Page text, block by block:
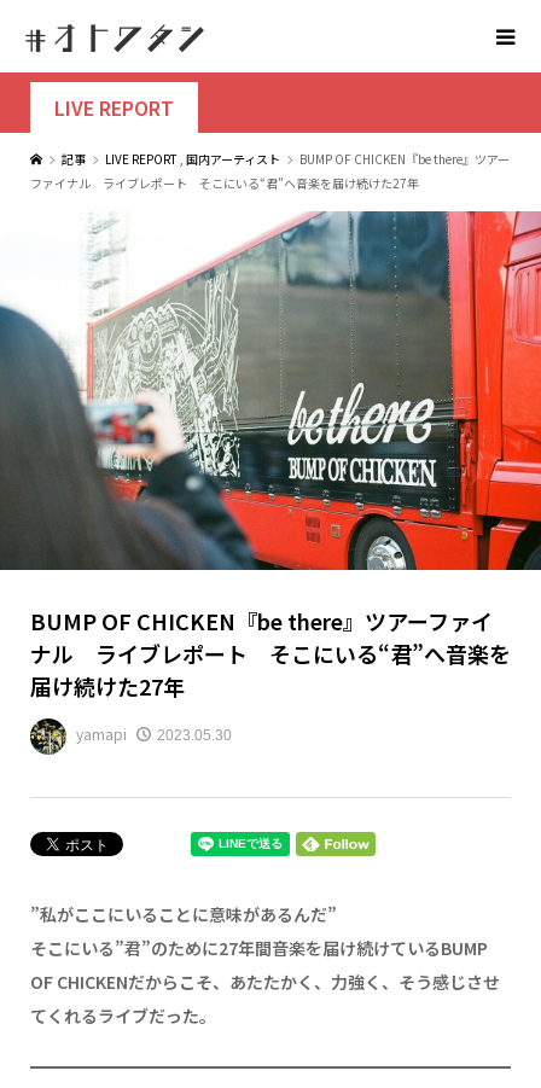
LIVE REPORT
記事 LIVE REPORT, 国内アーティスト
BUMP OF CHICKEN『be there』ツアー
ファイナル ライブレポート そこにいる“君”へ音楽を届け続けた27年
BUMP OF CHICKEN『be there』ツアーファイ
ナル ライブレポート そこにいる“君”へ音楽を
届け続けた27年
yamapi 2023.05.30
”私がここにいることに意味があるんだ”
そこにいる”君”のために27年間音楽を届け続けているBUMP
OF CHICKENだからこそ、あたたかく、力強く、そう感じさせ
てくれるライブだった。